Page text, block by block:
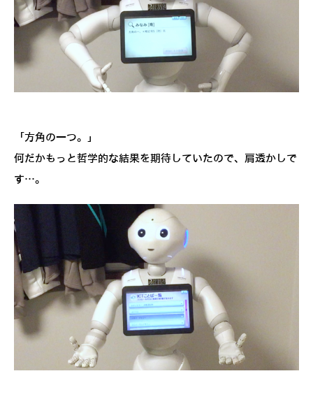
「方角の一つ。」
何だかもっと哲学的な結果を期待していたので、肩透かしで
す…。